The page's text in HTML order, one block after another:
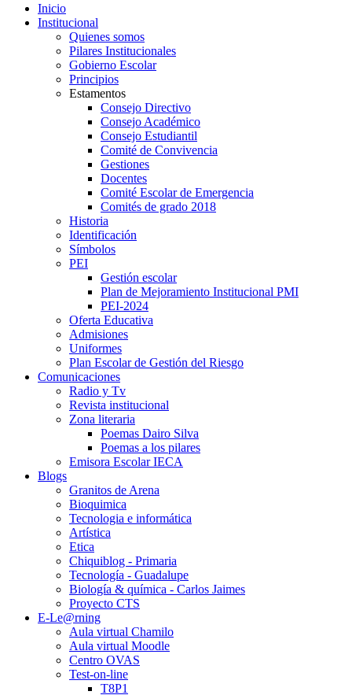
Inicio
Institucional
Quienes somos
Pilares Institucionales
Gobierno Escolar
Principios
Estamentos
Consejo Directivo
Consejo Académico
Consejo Estudiantil
Comité de Convivencia
Gestiones
Docentes
Comité Escolar de Emergencia
Comités de grado 2018
Historia
Identificación
Símbolos
PEI
Gestión escolar
Plan de Mejoramiento Institucional PMI
PEI-2024
Oferta Educativa
Admisiones
Uniformes
Plan Escolar de Gestión del Riesgo
Comunicaciones
Radio y Tv
Revista institucional
Zona literaria
Poemas Dairo Silva
Poemas a los pilares
Emisora Escolar IECA
Blogs
Granitos de Arena
Bioquimica
Tecnologia e informática
Artística
Etica
Chiquiblog - Primaria
Tecnología - Guadalupe
Biología & química - Carlos Jaimes
Proyecto CTS
E-Le@rning
Aula virtual Chamilo
Aula virtual Moodle
Centro OVAS
Test-on-line
T8P1